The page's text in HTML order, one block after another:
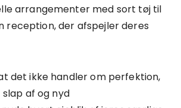
arrangementer med sort tøj til
reception, der afspejler deres
det ikke handler om perfektion,
af og nyd